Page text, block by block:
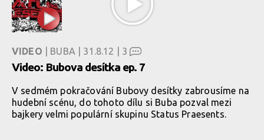
VIDEO | BUBA | 31.8.12 | 3
Video: Bubova desítka ep. 7
V sedmém pokračování Bubovy desítky zabrousíme na
hudební scénu, do tohoto dílu si Buba pozval mezi
bajkery velmi populární skupinu Status Praesents.